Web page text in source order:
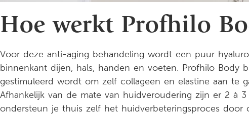
Hoe werkt Profhilo
Voor deze anti-aging behandeling wordt een puur
binnenkant dijen, hals, handen en voeten. Profhilo
gestimuleerd wordt om zelf collageen en elastine aan te
Afhankelijk van de mate van huidveroudering zijn er 2 à
ondersteun je thuis zelf het huidverbeteringsproces